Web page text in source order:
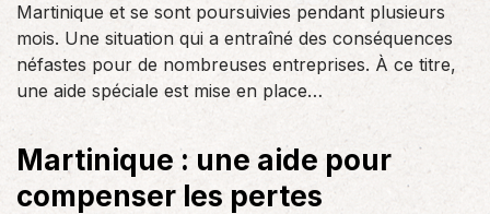
Martinique et se sont poursuivies pendant plusieurs
mois. Une situation qui a entraîné des conséquences
néfastes pour de nombreuses entreprises. À ce titre,
une aide spéciale est mise en place…
Martinique : une aide pour
compenser les pertes